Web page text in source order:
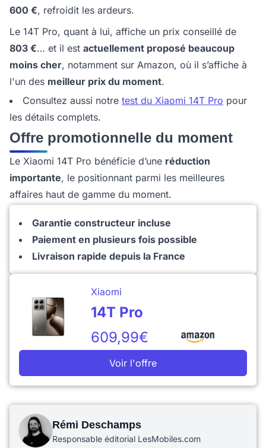
600 €, refroidit les ardeurs.
Le 14T Pro, quant à lui, affiche un prix conseillé de
803 €… et il est actuellement proposé beaucoup
moins cher, notamment sur Amazon, où il s’affiche à
l'un des meilleur prix du moment.
Consultez aussi notre test du Xiaomi 14T Pro pour
les détails complets.
Offre promotionnelle du moment
Le Xiaomi 14T Pro bénéficie d’une réduction
importante, le positionnant parmi les meilleures
affaires haut de gamme du moment.
Garantie constructeur incluse
Paiement en plusieurs fois possible
Livraison rapide depuis la France
Xiaomi
14T Pro
609,99€
Voir l'offre
Rémi Deschamps
Responsable éditorial LesMobiles.com